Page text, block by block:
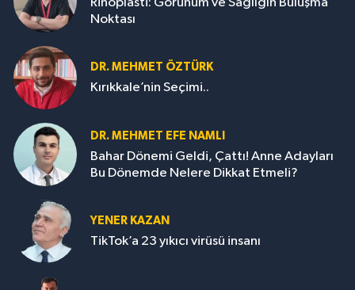
Rinoplasti: Görünüm ve Sağlığın Buluşma
Noktası
DR. MEHMET ÖZTÜRK
Kırıkkale’nin Seçimi..
DR. MEHMET EFE NAMLI
Bahar Dönemi Geldi, Çattı! Anne Adayları
Bu Dönemde Nelere Dikkat Etmeli?
YENER KAZAN
TikTok’a 23 yıkıcı virüsü insanı